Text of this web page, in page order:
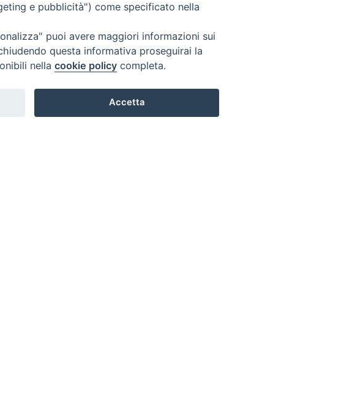
e pubblicità") come specificato nella
puoi avere maggiori informazioni sui
questa informativa proseguirai la
nella cookie policy completa.
Accetta